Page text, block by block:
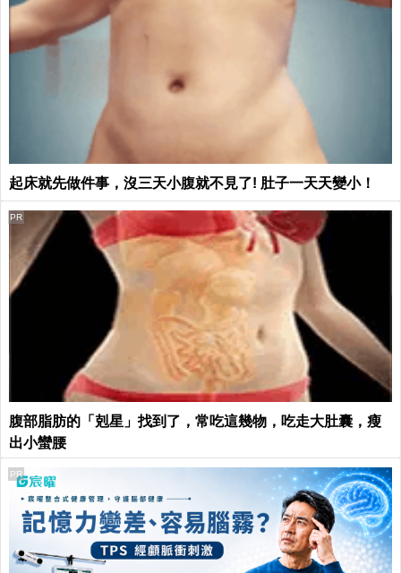
起床就先做件事，沒三天小腹就不見了! 肚子一天天變小！
腹部脂肪的「剋星」找到了，常吃這幾物，吃走大肚囊，瘦
出小蠻腰
PR
PR